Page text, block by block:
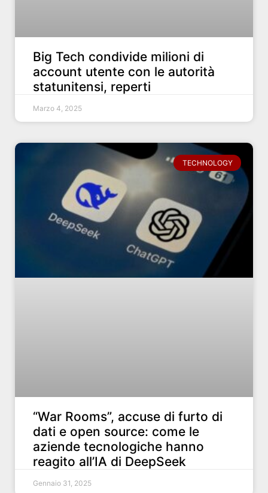
Big Tech condivide milioni di
account utente con le autorità
statunitensi, reperti
Marzo 4, 2025
TECHNOLOGY
“War Rooms”, accuse di furto di
dati e open source: come le
aziende tecnologiche hanno
reagito all’IA di DeepSeek
Gennaio 31, 2025